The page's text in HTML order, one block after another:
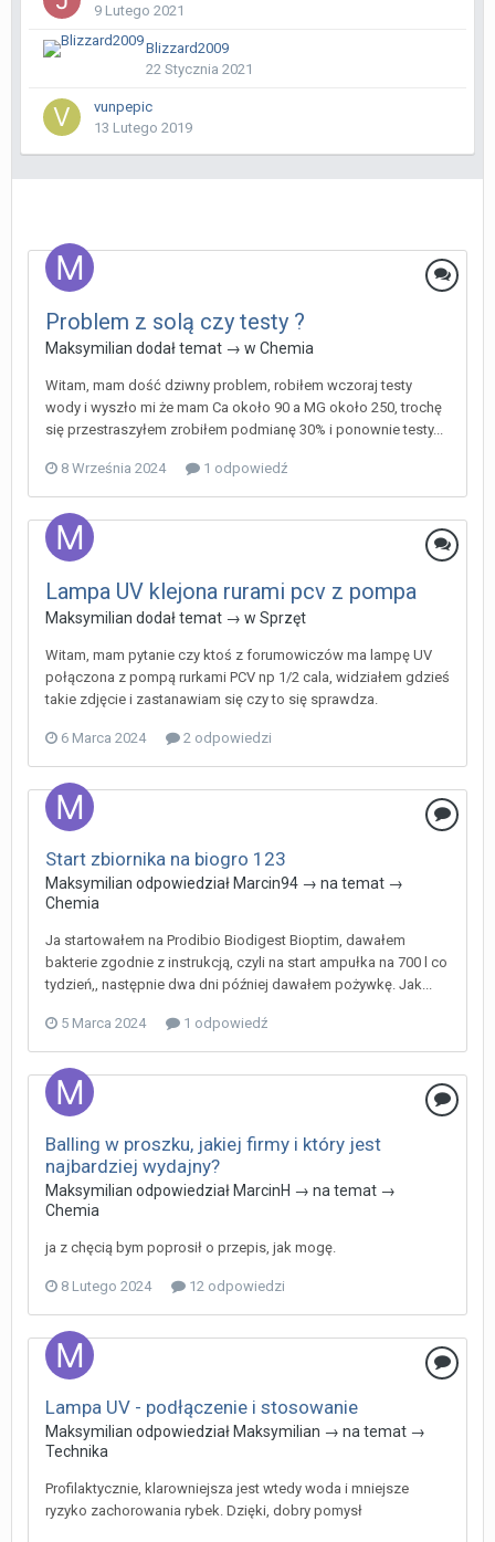
9 Lutego 2021
Blizzard2009
22 Stycznia 2021
vunpepic
13 Lutego 2019
Problem z solą czy testy ?
Maksymilian dodał temat → w Chemia
Witam, mam dość dziwny problem, robiłem wczoraj testy
wody i wyszło mi że mam Ca około 90 a MG około 250, trochę
się przestraszyłem zrobiłem podmianę 30% i ponownie testy...
8 Września 2024 1 odpowiedź
Lampa UV klejona rurami pcv z pompa
Maksymilian dodał temat → w Sprzęt
Witam, mam pytanie czy ktoś z forumowiczów ma lampę UV
połączona z pompą rurkami PCV np 1/2 cala, widziałem gdzieś
takie zdjęcie i zastanawiam się czy to się sprawdza.
6 Marca 2024 2 odpowiedzi
Start zbiornika na biogro 123
Maksymilian odpowiedziałMarcin94 → na temat →
Chemia
Ja startowałem na Prodibio Biodigest Bioptim, dawałem
bakterie zgodnie z instrukcją, czyli na start ampułka na 700 l co
tydzień,, następnie dwa dni później dawałem pożywkę. Jak...
5 Marca 2024 1 odpowiedź
Balling w proszku, jakiej firmy i który jest
najbardziej wydajny?
Maksymilian odpowiedziałMarcinH → na temat →
Chemia
ja z chęcią bym poprosił o przepis, jak mogę.
8 Lutego 2024 12 odpowiedzi
Lampa UV - podłączenie i stosowanie
Maksymilian odpowiedziałMaksymilian → na temat →
Technika
Profilaktycznie, klarowniejsza jest wtedy woda i mniejsze
ryzyko zachorowania rybek. Dzięki, dobry pomysł